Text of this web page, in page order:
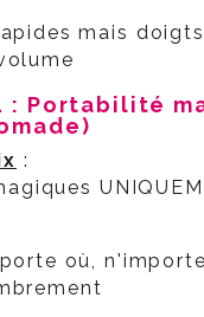
mais
: Portabilité
:​
où,